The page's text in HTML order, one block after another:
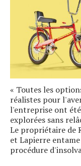
« Toutes les
réalistes pour
l'entreprise ont été
explorées sans
Le propriétaire de
et Lapierre
procédure